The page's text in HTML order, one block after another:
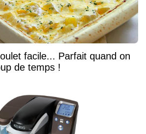
facile... Parfait quand on
de temps !